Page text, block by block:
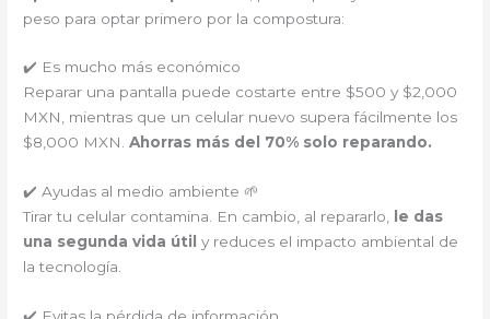
peso para optar primero por la compostura:
✔️ Es mucho más económico
Reparar una pantalla puede costarte entre $500 y $2,000
MXN, mientras que un celular nuevo supera fácilmente los
$8,000 MXN.Ahorras más del 70% solo reparando.
✔️ Ayudas al medio ambiente 🌱
Tirar tu celular contamina. En cambio, al repararlo, le das
una segunda vida útil y reduces el impacto ambiental de
la tecnología.